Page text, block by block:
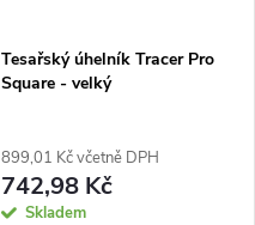
Tesařský úhelník Tracer Pro
Square - velký
899,01 Kč včetně DPH
742,98 Kč
Skladem